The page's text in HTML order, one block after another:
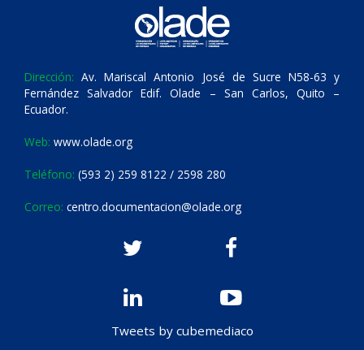
Dirección: Av. Mariscal Antonio José de Sucre N58-63 y
Fernández Salvador Edif. Olade – San Carlos, Quito –
Ecuador.
Web: www.olade.org
Teléfono: (593 2) 259 8122 / 2598 280
Correo: centro.documentacion@olade.org
Tweets by cubemediaco